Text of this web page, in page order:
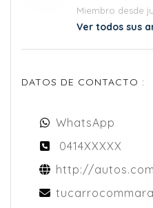
Miembro desde
Ver todos sus
DATOS DE CONTACTO :
WhatsApp
0414XXXXX
http://